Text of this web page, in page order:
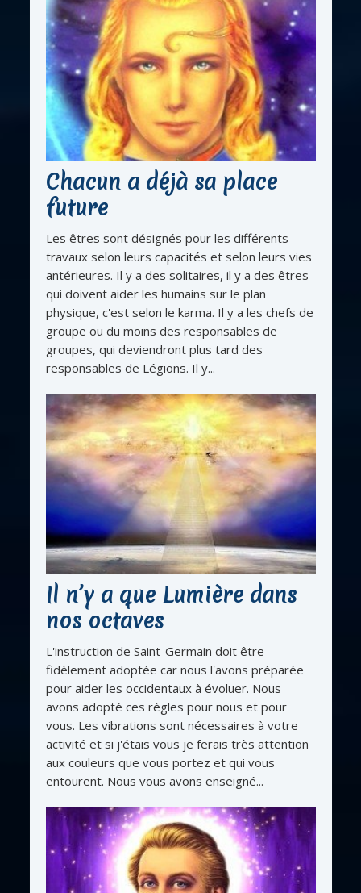
Chacun a déjà sa place
future
Les êtres sont désignés pour les différents
travaux selon leurs capacités et selon leurs vies
antérieures. Il y a des solitaires, il y a des êtres
qui doivent aider les humains sur le plan
physique, c'est selon le karma. Il y a les chefs de
groupe ou du moins des responsables de
groupes, qui deviendront plus tard des
responsables de Légions. Il y...
Il n’y a que Lumière dans
nos octaves
L'instruction de Saint-Germain doit être
fidèlement adoptée car nous l'avons préparée
pour aider les occidentaux à évoluer. Nous
avons adopté ces règles pour nous et pour
vous. Les vibrations sont nécessaires à votre
activité et si j'étais vous je ferais très attention
aux couleurs que vous portez et qui vous
entourent. Nous vous avons enseigné...